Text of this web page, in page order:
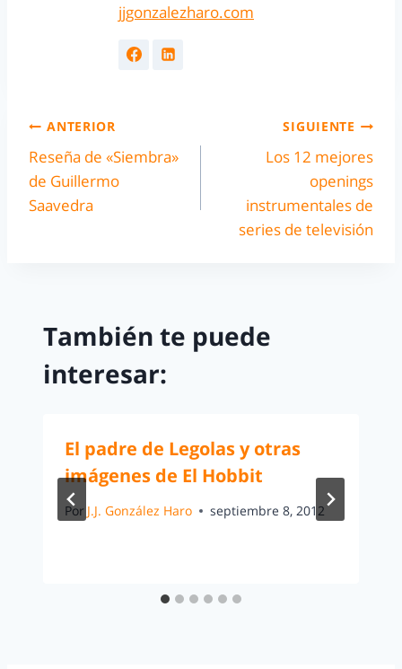
jjgonzalezharo.com
ANTERIOR
Reseña de «Siembra»
de Guillermo
Saavedra
SIGUIENTE
Los 12 mejores
openings
instrumentales de
series de televisión
También te puede
interesar:
El padre de Legolas y otras
imágenes de El Hobbit
Por J.J. González Haro septiembre 8, 2012